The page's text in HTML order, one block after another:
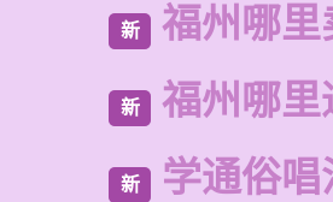
新 福州哪里
新 福州哪里
新 学通俗